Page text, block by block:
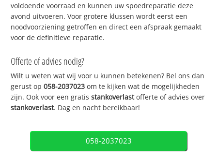
voldoende voorraad en kunnen uw spoedreparatie deze
avond uitvoeren. Voor grotere klussen wordt eerst een
noodvoorziening getroffen en direct een afspraak gemaakt
voor de definitieve reparatie.
Offerte of advies nodig?
Wilt u weten wat wij voor u kunnen betekenen? Bel ons dan
gerust op058-2037023 om te kijken wat de mogelijkheden
zijn. Ook voor een gratisstankoverlastofferte of advies over
stankoverlast. Dag en nacht bereikbaar!
058-2037023